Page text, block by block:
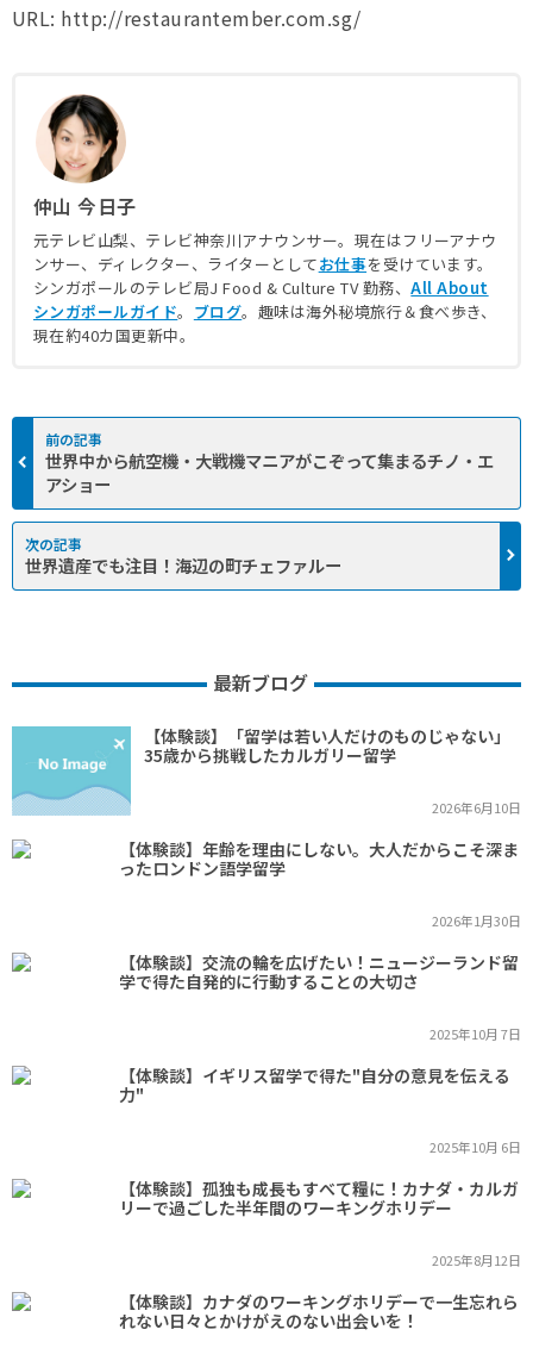
URL: http://restaurantember.com.sg/
仲山 今日子
元テレビ山梨、テレビ神奈川アナウンサー。現在はフリーアナウ
ンサー、ディレクター、ライターとしてお仕事を受けています。
シンガポールのテレビ局J Food & Culture TV 勤務、All About
シンガポールガイド。 ブログ。趣味は海外秘境旅行＆食べ歩き、
現在約40カ国更新中。
世界中から航空機・大戦機マニアがこぞって集まるチノ・エ
アショー
世界遺産でも注目！海辺の町チェファルー
最新ブログ
【体験談】「留学は若い人だけのものじゃない」
35歳から挑戦したカルガリー留学
2026年6月10日
【体験談】年齢を理由にしない。大人だからこそ深ま
ったロンドン語学留学
2026年1月30日
【体験談】交流の輪を広げたい！ニュージーランド留
学で得た自発的に行動することの大切さ
2025年10月 7日
【体験談】イギリス留学で得た"自分の意見を伝える
力"
2025年10月 6日
【体験談】孤独も成長もすべて糧に！カナダ・カルガ
リーで過ごした半年間のワーキングホリデー
2025年8月12日
【体験談】カナダのワーキングホリデーで一生忘れら
れない日々とかけがえのない出会いを！